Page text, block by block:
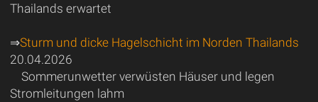
Thailands erwartet
⇒Sturm und dicke Hagelschicht im Norden Thailands
20.04.2026
Sommerunwetter verwüsten Häuser und legen
Stromleitungen lahm